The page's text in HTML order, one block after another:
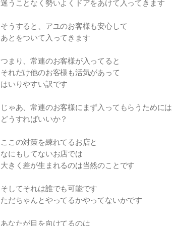
迷うことなく勢いよくドアをあけて入ってきます
そうすると、アユのお客様も安心して
あとをついて入ってきます
つまり、常連のお客様が入ってると
それだけ他のお客様も活気があって
はいりやすい訳です
じゃあ、常連のお客様にまず入ってもらうためには
どうすればいいか？
ここの対策を練れてるお店と
なにもしてないお店では
大きく差が生まれるのは当然のことです
そしてそれは誰でも可能です
ただちゃんとやってるかやってないかです
あなたが目を向けてるのは